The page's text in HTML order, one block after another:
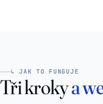
↳ JAK TO FUNGUJE
Tři krokya